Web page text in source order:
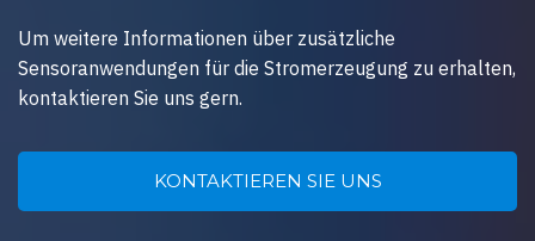
Um weitere Informationen über zusätzliche
Sensoranwendungen für die Stromerzeugung zu erhalten,
kontaktieren Sie uns gern.
KONTAKTIEREN SIE UNS